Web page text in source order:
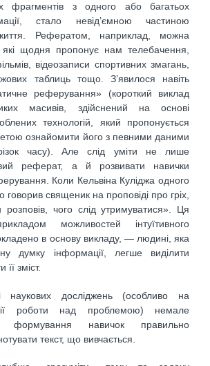
фрагментів з одного або багатьох
стало невід’ємною частиною
Рефератом, наприклад, можна
які щодня пропонує нам телебачення,
відеозаписи спортивних змагань,
таблиць тощо. З’явилося навіть
реферування» (короткий виклад
масивів, здійснений на основі
технологій, який пропонується
ознайомити його з певними даними
часу). Але слід уміти не лише
реферат, а й розвивати навички
Коли Кельвіна Куліджа одного
говорив священик на проповіді про гріх,
розповів, чого слід утримуватися». Ця
можливостей інтуїтивного
в основу викладу, — людині, яка
думку інформації, легше виділити
її зміст.
наукових досліджень (особливо на
роботи над проблемою) немале
формування навичок правильно
текст, що вивчається.